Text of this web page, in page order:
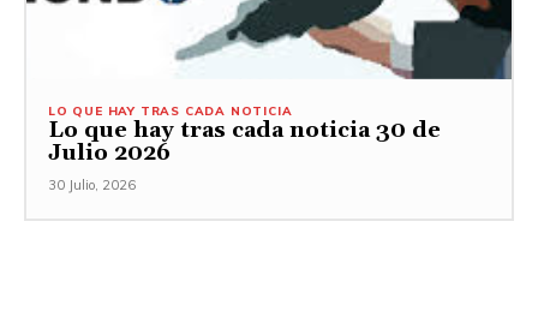
LO QUE HAY TRAS CADA NOTICIA
Lo que hay tras cada noticia 30 de
Julio 2026
30 Julio, 2026